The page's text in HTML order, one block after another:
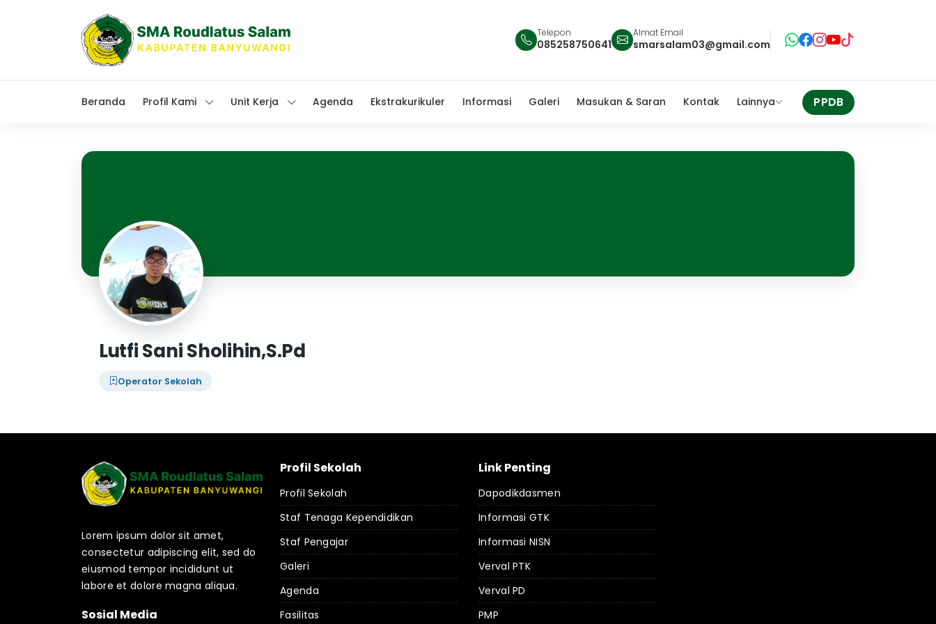
Telepon
085258750641
Almat Email
smarsalam03@gmail.com
Beranda Profil Kami Unit Kerja Agenda Ekstrakurikuler Informasi Galeri Masukan & Saran Kontak Lainnya PPDB
Lutfi Sani Sholihin,S.Pd
Operator Sekolah
Lorem ipsum dolor sit amet,
consectetur adipiscing elit, sed do
eiusmod tempor incididunt ut
labore et dolore magna aliqua.
Sosial Media
Profil Sekolah
Profil Sekolah
Staf Tenaga Kependidikan
Staf Pengajar
Galeri
Agenda
Fasilitas
Link Penting
Dapodikdasmen
Informasi GTK
Informasi NISN
Verval PTK
Verval PD
PMP